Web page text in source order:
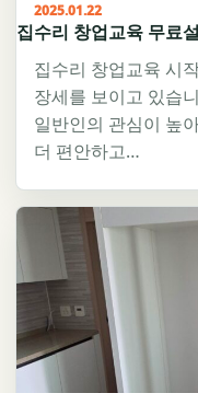
2025.01.22
집수리 창업교육 무료
집수리 창업교육 시
장세를 보이고 있습
일반인의 관심이 높
더 편안하고…